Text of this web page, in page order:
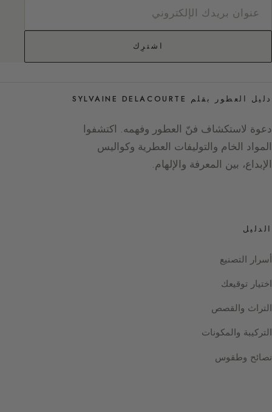
اشترِك
دليل العطور بقلم SYLVAINE DELACOURTE
دعوة لاستكشاف فنّ العطور وفهمه. اكتشفوا
المواد الخام والتوليفات العطرية وكواليس
الإبداع، بين المعرفة والإلهام.
الدليل
أسرار التصنيع
اختيار توقيعك
التراث والقصص
التركيبة والمكونات
نصائح وطقوس